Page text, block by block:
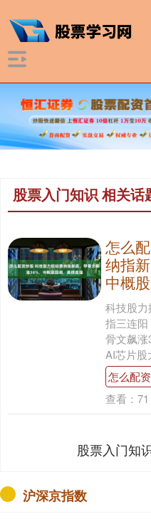
股票入门知识 相关话
怎么
纳指
中概
科技股
指三连
骨文飙涨
AI芯片股
怎么配
查看： 71
股票入门知
沪深京指数